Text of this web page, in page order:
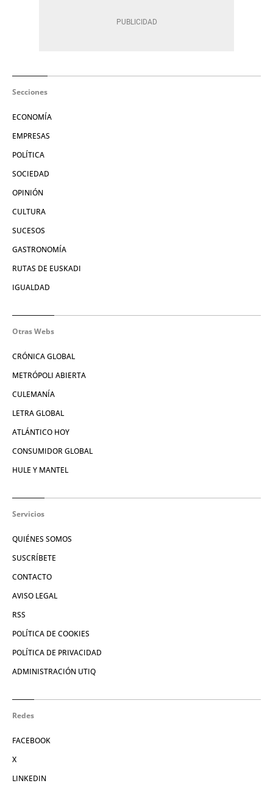
Secciones
ECONOMÍA
EMPRESAS
POLÍTICA
SOCIEDAD
OPINIÓN
CULTURA
SUCESOS
GASTRONOMÍA
RUTAS DE EUSKADI
IGUALDAD
Otras Webs
CRÓNICA GLOBAL
METRÓPOLI ABIERTA
CULEMANÍA
LETRA GLOBAL
ATLÁNTICO HOY
CONSUMIDOR GLOBAL
HULE Y MANTEL
Servicios
QUIÉNES SOMOS
SUSCRÍBETE
CONTACTO
AVISO LEGAL
RSS
POLÍTICA DE COOKIES
POLÍTICA DE PRIVACIDAD
ADMINISTRACIÓN UTIQ
Redes
FACEBOOK
X
LINKEDIN